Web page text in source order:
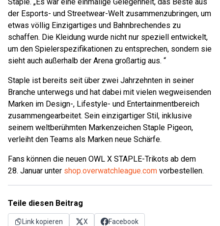
der Esports- und Streetwear-Welt zusammenzubringen, um
etwas völlig Einzigartiges und Bahnbrechendes zu
schaffen. Die Kleidung wurde nicht nur speziell entwickelt,
um den Spielerspezifikationen zu entsprechen, sondern sie
sieht auch außerhalb der Arena großartig aus. “
Staple ist bereits seit über zwei Jahrzehnten in seiner
Branche unterwegs und hat dabei mit vielen wegweisenden
Marken im Design-, Lifestyle- und Entertainmentbereich
zusammengearbeitet. Sein einzigartiger Stil, inklusive
seinem weltberühmten Markenzeichen Staple Pigeon,
verleiht den Teams als Marken neue Schärfe.
Fans können die neuen OWL X STAPLE-Trikots ab dem
28. Januar unter shop.overwatchleague.com vorbestellen.
Teile diesen Beitrag
Link kopieren X Facebook